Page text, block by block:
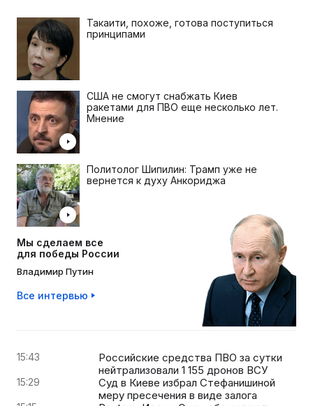
Такаити, похоже, готова поступиться
принципами
США не смогут снабжать Киев
ракетами для ПВО еще несколько лет.
Мнение
Политолог Шипилин: Трамп уже не
вернется к духу Анкориджа
Мы сделаем все
для победы России
Владимир Путин
Все интервью
15:43
Российские средства ПВО за сутки
нейтрализовали 1 155 дронов ВСУ
15:29
Суд в Киеве избрал Стефанишиной
меру пресечения в виде залога